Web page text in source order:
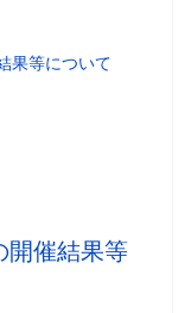
開催結果等